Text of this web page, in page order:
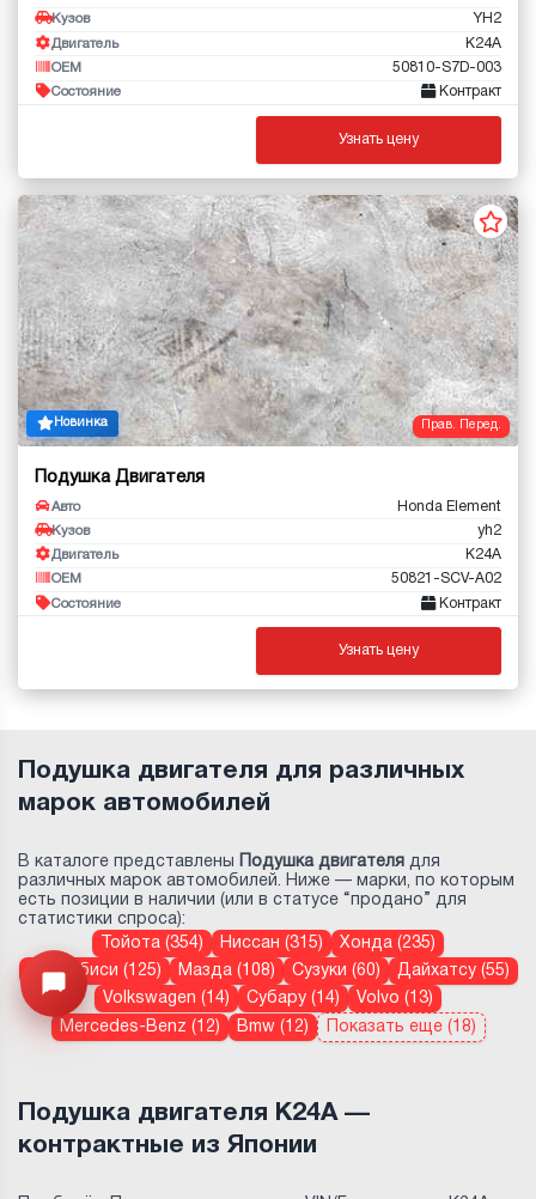
Кузов YH2
Двигатель K24A
OEM 50810-S7D-003
Состояние Контракт
Узнать цену
Прав. Перед.
Новинка
Подушка Двигателя
Авто Honda Element
Кузов yh2
Двигатель K24A
OEM 50821-SCV-A02
Состояние Контракт
Узнать цену
Узнайте цену запчасти -> Открыть меню
Подушка двигателя для различных
марок автомобилей
В каталоге представлены Подушка двигателя для
различных марок автомобилей. Ниже — марки, по которым
есть позиции в наличии (или в статусе “продано” для
статистики спроса):
Тойота (354)
Ниссан (315)
Хонда (235)
Митсубиси (125)
Мазда (108) Сузуки (60)
Дайхатсу (55)
Volkswagen (14)
Субару (14)
Volvo (13)
Mercedes-Benz (12)
Bmw (12) Показать еще (18)
Подушка двигателя K24A —
контрактные из Японии